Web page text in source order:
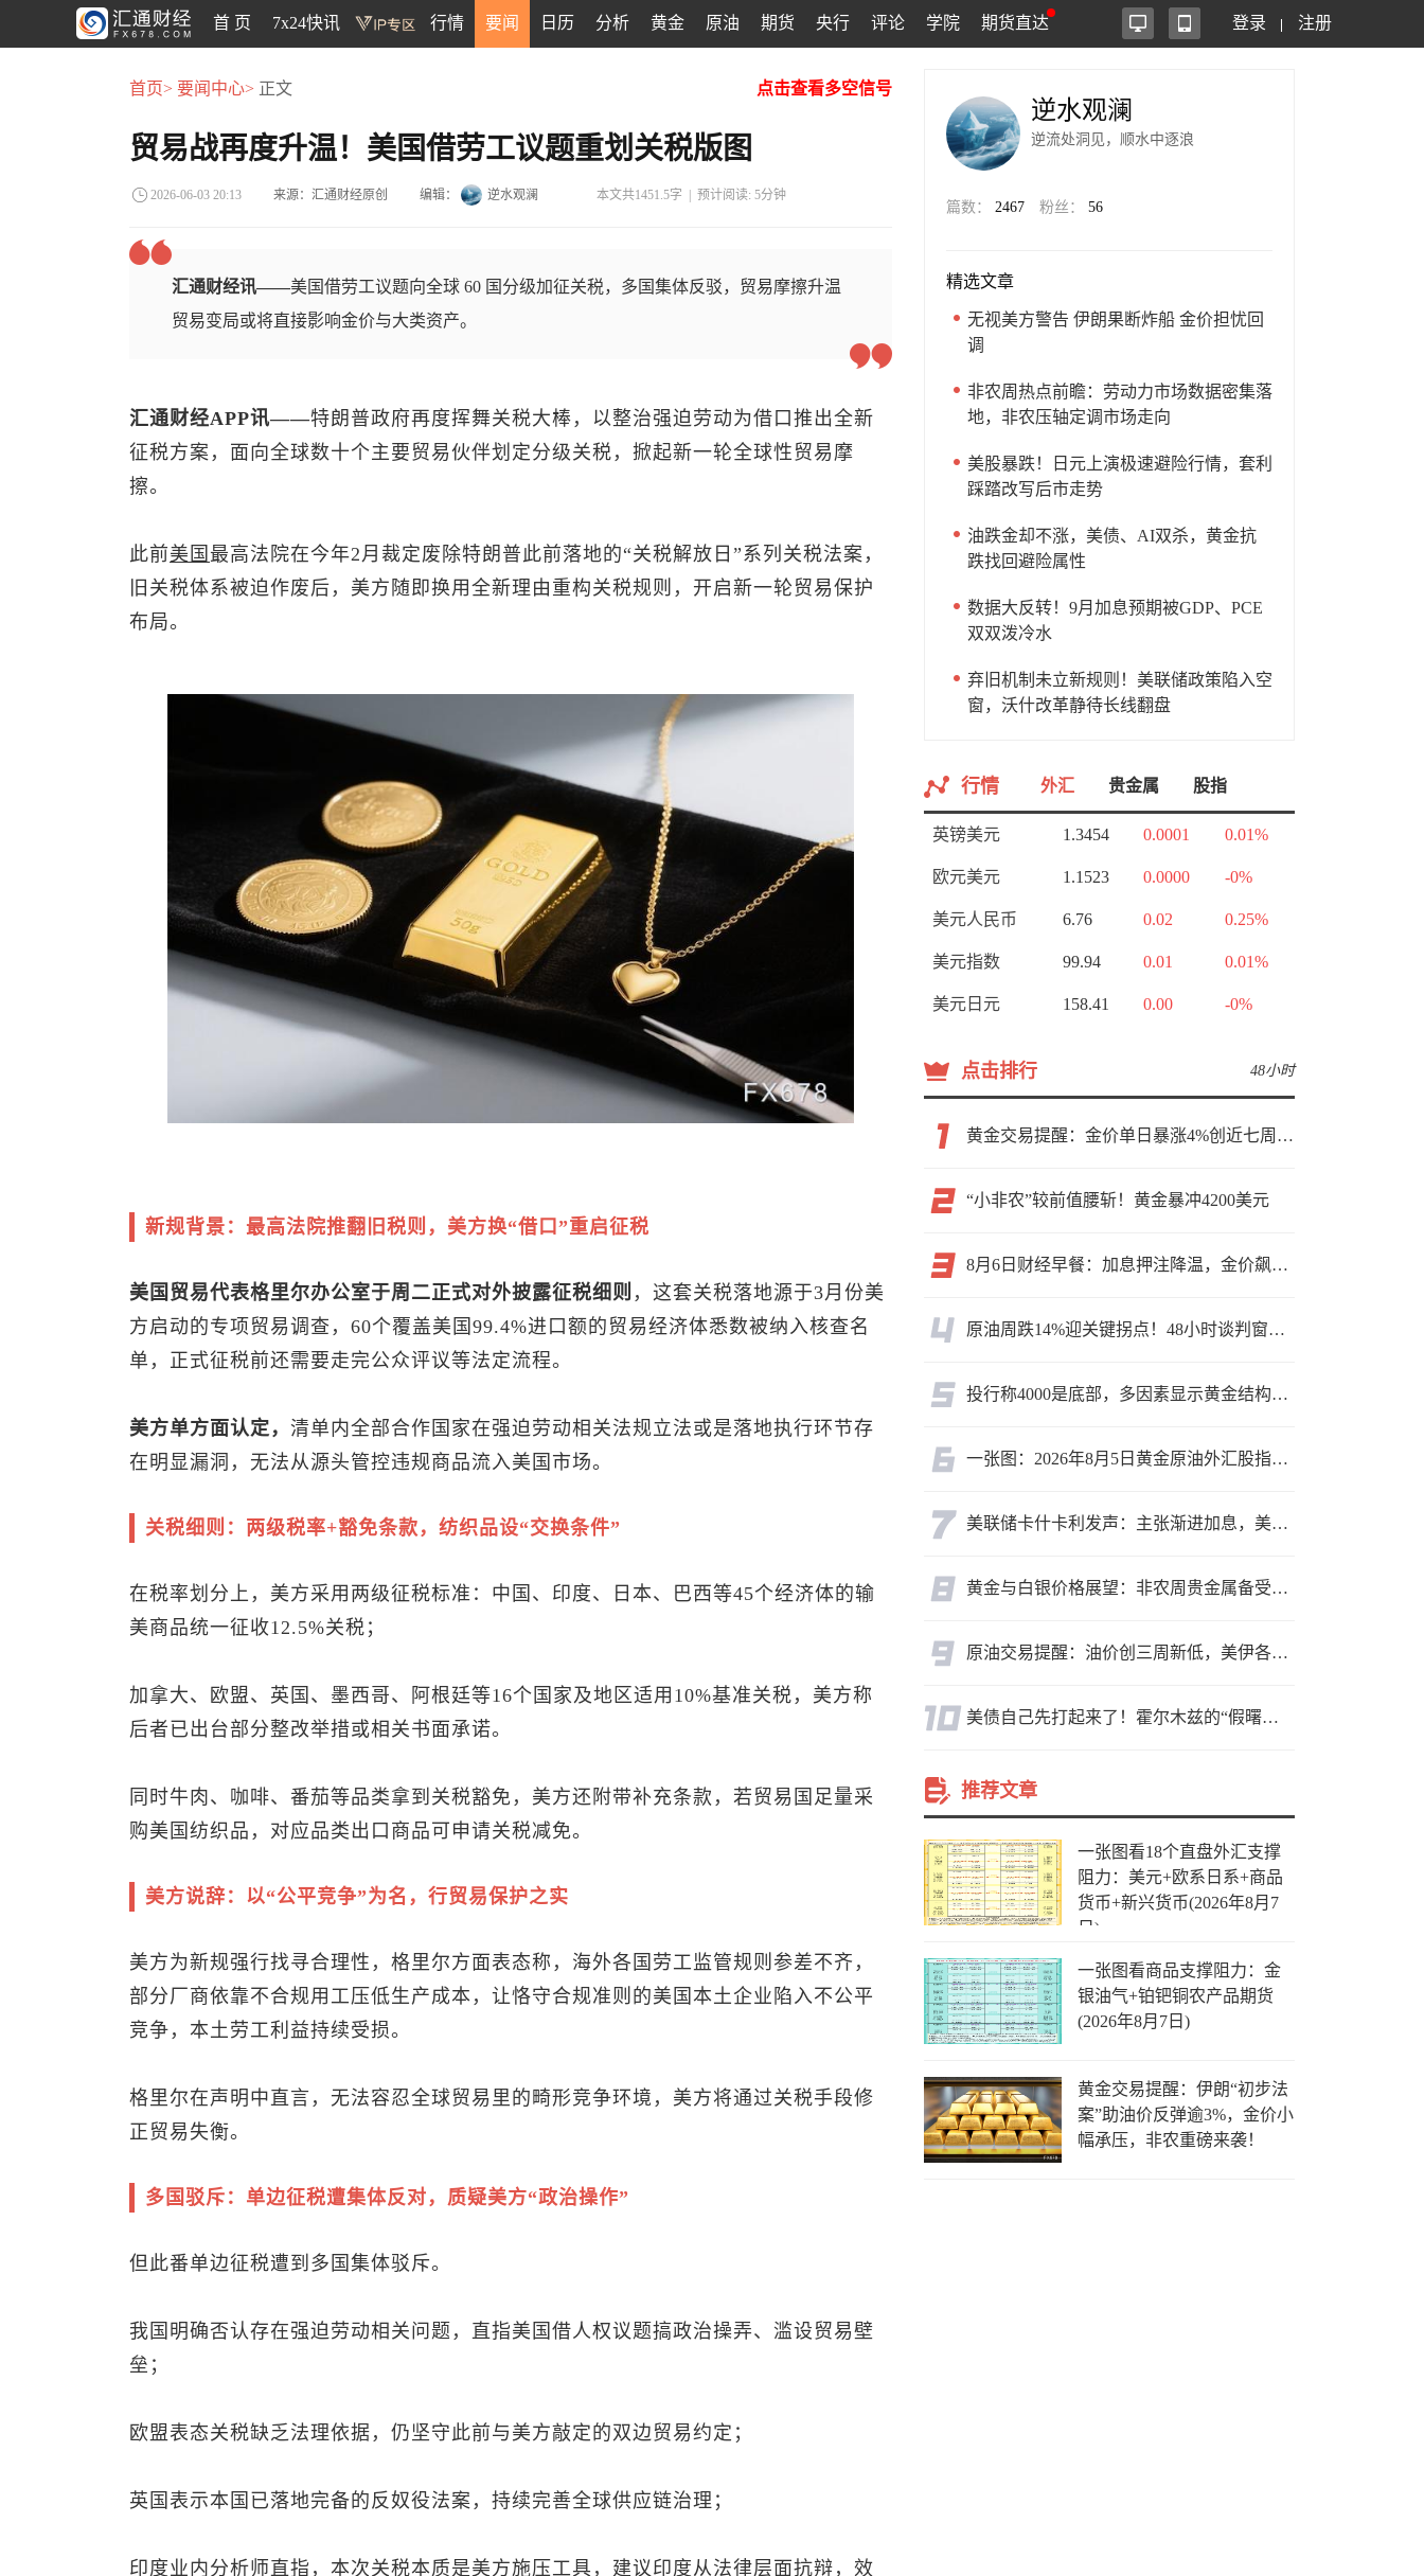
首 页 7x24快讯 行情 要闻 日历 分析 黄金 原油 期货 央行 评论 学院 期货直达 登录 注册
首页> 要闻中心> 正文 点击查看多空信号
贸易战再度升温！美国借劳工议题重划关税版图
2026-06-03 20:13 来源：汇通财经原创 编辑： 逆水观澜 本文共1451.5字 |预计阅读: 5分钟
汇通财经讯——美国借劳工议题向全球 60 国分级加征关税，多国集体反驳，贸易摩擦升温
贸易变局或将直接影响金价与大类资产。
汇通财经APP讯——特朗普政府再度挥舞关税大棒，以整治强迫劳动为借口推出全新
征税方案，面向全球数十个主要贸易伙伴划定分级关税，掀起新一轮全球性贸易摩
擦。
此前美国 最高法院在今年2月裁定废除特朗普此前落地的“关税解放日”系列关税法案，
旧关税体系被迫作废后，美方随即换用全新理由重构关税规则，开启新一轮贸易保护
布局。
新规背景：最高法院推翻旧税则，美方换“借口”重启征税
美国贸易代表格里尔办公室于周二正式对外披露征税细则 ，这套关税落地源于3月份美
方启动的专项贸易调查，60个覆盖美国99.4%进口额的贸易经济体悉数被纳入核查名
单，正式征税前还需要走完公众评议等法定流程。
美方单方面认定， 清单内全部合作国家在强迫劳动相关法规立法或是落地执行环节存
在明显漏洞，无法从源头管控违规商品流入美国市场。
关税细则：两级税率+豁免条款，纺织品设“交换条件”
在税率划分上，美方采用两级征税标准：中国、印度、日本、巴西等45个经济体的输
美商品统一征收12.5%关税；
加拿大、欧盟、英国、墨西哥、阿根廷等16个国家及地区适用10%基准关税，美方称
后者已出台部分整改举措或相关书面承诺。
同时牛肉、咖啡、番茄等品类拿到关税豁免，美方还附带补充条款，若贸易国足量采
购美国纺织品，对应品类出口商品可申请关税减免。
美方说辞：以“公平竞争”为名，行贸易保护之实
美方为新规强行找寻合理性，格里尔方面表态称，海外各国劳工监管规则参差不齐，
部分厂商依靠不合规用工压低生产成本，让恪守合规准则的美国本土企业陷入不公平
竞争，本土劳工利益持续受损。
格里尔在声明中直言，无法容忍全球贸易里的畸形竞争环境，美方将通过关税手段修
正贸易失衡。
多国驳斥：单边征税遭集体反对，质疑美方“政治操作”
但此番单边征税遭到多国集体驳斥。
我国明确否认存在强迫劳动相关问题，直指美国借人权议题搞政治操弄、滥设贸易壁
垒；
欧盟表态关税缺乏法理依据，仍坚守此前与美方敲定的双边贸易约定；
英国表示本国已落地完备的反奴役法案，持续完善全球供应链治理；
印度业内分析师直指，本次关税本质是美方施压工具，建议印度从法律层面抗辩，效
逆水观澜
逆流处洞见，顺水中逐浪
篇数： 2467 粉丝： 56
精选文章
无视美方警告 伊朗果断炸船 金价担忧回
调
非农周热点前瞻：劳动力市场数据密集落
地，非农压轴定调市场走向
美股暴跌！日元上演极速避险行情，套利
踩踏改写后市走势
油跌金却不涨，美债、AI双杀，黄金抗
跌找回避险属性
数据大反转！9月加息预期被GDP、PCE
双双泼冷水
弃旧机制未立新规则！美联储政策陷入空
窗，沃什改革静待长线翻盘
行情 外汇 贵金属 股指
英镑美元 1.3454 0.0001 0.01%
欧元美元 1.1523 0.0000 -0%
美元人民币 6.76 0.02 0.25%
美元指数 99.94 0.01 0.01%
美元日元 158.41 0.00 -0%
点击排行 48小时
黄金交易提醒：金价单日暴涨4%创近七周新高，加息预期降温叠加霍尔木兹“暂停信号”，牛市重启了？
“小非农”较前值腰斩！黄金暴冲4200美元
8月6日财经早餐：加息押注降温，金价飙升至近两个月高位，地缘缓和预期，美油75关口拉锯
原油周跌14%迎关键拐点！48小时谈判窗口，暗藏行情变数
投行称4000是底部，多因素显示黄金结构性机会显现
一张图：2026年8月5日黄金原油外汇股指“枢纽点+多空持仓信号”一览
美联储卡什卡利发声：主张渐进加息，美联储内部政策分歧
黄金与白银价格展望：非农周贵金属备受关注，黄金测试关键突破位
原油交易提醒：油价创三周新低，美伊各执一词，航运袭击不断，警惕多头反扑！
美债自己先打起来了！霍尔木兹的“假曙光”和三个陷阱
推荐文章
一张图看18个直盘外汇支撑
阻力：美元+欧系日系+商品
货币+新兴货币(2026年8月7
日)
一张图看商品支撑阻力：金
银油气+铂钯铜农产品期货
(2026年8月7日)
黄金交易提醒：伊朗“初步法
案”助油价反弹逾3%，金价小
幅承压，非农重磅来袭！